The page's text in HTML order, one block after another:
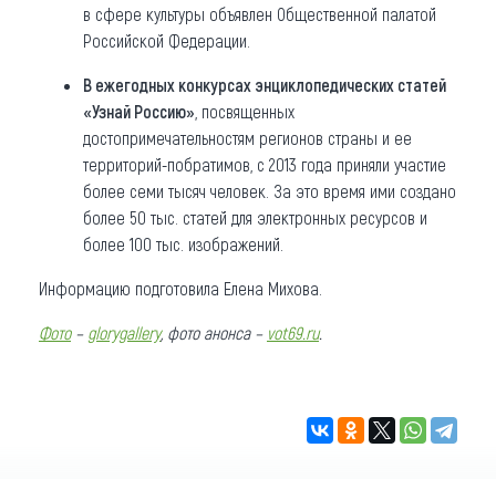
в сфере культуры объявлен Общественной палатой
Российской Федерации.
В ежегодных конкурсах энциклопедических статей
«Узнай Россию» , посвященных
достопримечательностям регионов страны и ее
территорий-побратимов, с 2013 года приняли участие
более семи тысяч человек. За это время ими создано
более 50 тыс. статей для электронных ресурсов и
более 100 тыс. изображений.
Информацию подготовила Елена Михова.
Фото – glorygallery, фото анонса – vot69.ru.